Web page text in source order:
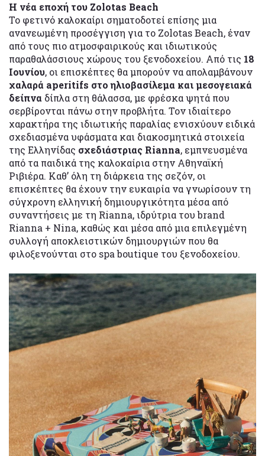
Η νέα εποχή του Zolotas Beach
Το φετινό καλοκαίρι σηματοδοτεί επίσης μια
ανανεωμένη προσέγγιση για το Zolotas Beach, έναν
από τους πιο ατμοσφαιρικούς και ιδιωτικούς
παραθαλάσσιους χώρους του ξενοδοχείου. Από τις 18
Ιουνίου, οι επισκέπτες θα μπορούν να απολαμβάνουν
χαλαρά aperitifs στο ηλιοβασίλεμα και μεσογειακά
δείπνα δίπλα στη θάλασσα, με φρέσκα ψητά που
σερβίρονται πάνω στην προβλήτα. Τον ιδιαίτερο
χαρακτήρα της ιδιωτικής παραλίας ενισχύουν ειδικά
σχεδιασμένα υφάσματα και διακοσμητικά στοιχεία
της Ελληνίδας σχεδιάστριας Rianna, εμπνευσμένα
από τα παιδικά της καλοκαίρια στην Αθηναϊκή
Ριβιέρα. Καθ’ όλη τη διάρκεια της σεζόν, οι
επισκέπτες θα έχουν την ευκαιρία να γνωρίσουν τη
σύγχρονη ελληνική δημιουργικότητα μέσα από
συναντήσεις με τη Rianna, ιδρύτρια του brand
Rianna + Nina, καθώς και μέσα από μια επιλεγμένη
συλλογή αποκλειστικών δημιουργιών που θα
φιλοξενούνται στο spa boutique του ξενοδοχείου.